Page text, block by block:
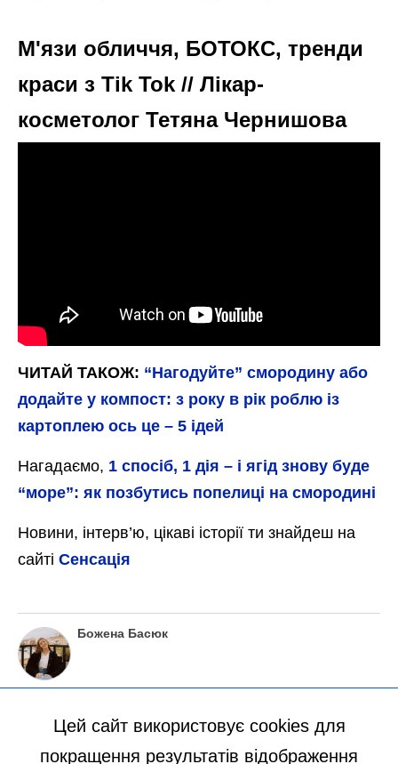
М'язи обличчя, БОТОКС, тренди
краси з Tik Tok // Лікар-
косметолог Тетяна Чернишова
ЧИТАЙ ТАКОЖ: “Нагодуйте” смородину або
додайте у компост: з року в рік роблю із
картоплею ось це – 5 ідей
Нагадаємо, 1 спосіб, 1 дія – і ягід знову буде
“море”: як позбутись попелиці на смородині
Новини, інтерв’ю, цікаві історії ти знайдеш на
сайті Сенсація
Божена Басюк
Цей сайт використовує cookies для
покращення результатів відображення